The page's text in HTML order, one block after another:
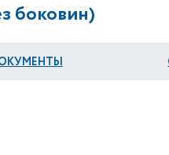
боковин)